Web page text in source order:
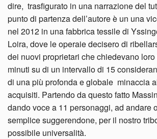
dire, trasfigurato in una narrazione del
punto di partenza dell’autore è un una
nel 2012 in una fabbrica tessile di
Loira, dove le operaie decisero di
dei nuovi proprietari che chiedevano
minuti su di un intervallo di 15
di una più profonda e globale minaccia
acquisiti. Partendo da questo fatto
dando voce a 11 personaggi, ad andare
semplice suggerendone, per il nostro
possibile universalità.